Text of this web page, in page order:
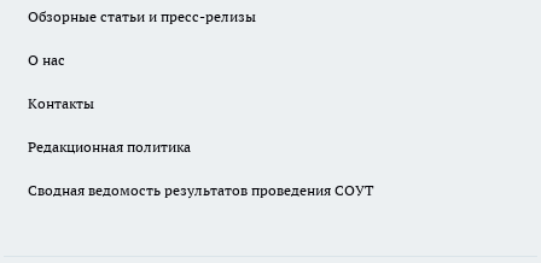
Обзорные статьи и пресс-релизы
О нас
Контакты
Редакционная политика
Сводная ведомость результатов проведения СОУТ